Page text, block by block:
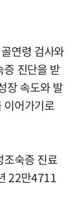
연령 검사와
증 진단을 받
장 속도와 발
이어가기로
숙증 진료
22만4711